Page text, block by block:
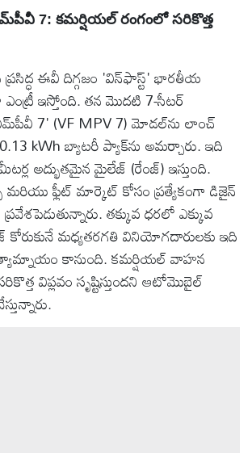
7: కమర్షియల్ రంగంలో సరికొత్త
ఈవీ దిగ్గజం 'విన్‌ఫాస్ట్' భారతీయ
ఇస్తోంది. తన మొదటి 7-సీటర్
7' (VF MPV 7) మోడల్‌ను లాంచ్
kWh బ్యాటరీ ప్యాక్‌ను అమర్చారు. ఇది
అద్భుతమైన మైలేజ్ (రేంజ్) ఇస్తుంది.
ఫ్లీట్ మార్కెట్ కోసం ప్రత్యేకంగా డిజైన్
తక్కువ ధరలో ఎక్కువ
కోరుకునే మధ్యతరగతి వినియోగదారులకు ఇది
కానుంది. కమర్షియల్ వాహన
విప్లవం సృష్టిస్తుందని ఆటోమొబైల్